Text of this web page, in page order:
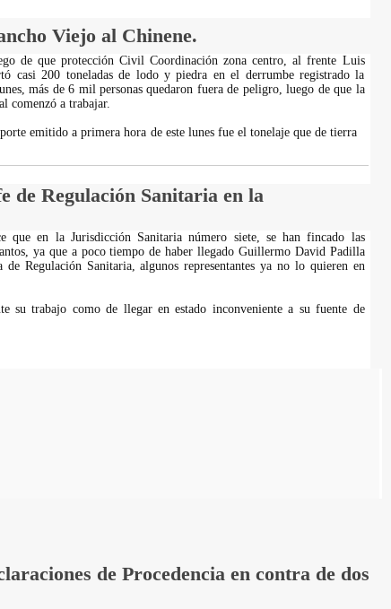
Viejo al Chinene.
de que protección Civil Coordinación zona centro, al frente Luis
casi 200 toneladas de lodo y piedra en el derrumbe registrado la
más de 6 mil personas quedaron fuera de peligro, luego de que la
comenzó a trabajar.
emitido a primera hora de este lunes fue el tonelaje que de tierra
de Regulación Sanitaria en la
que en la Jurisdicción Sanitaria número siete, se han fincado las
ya que a poco tiempo de haber llegado Guillermo David Padilla
Regulación Sanitaria, algunos representantes ya no lo quieren en
su trabajo como de llegar en estado inconveniente a su fuente de
de Procedencia en contra de dos